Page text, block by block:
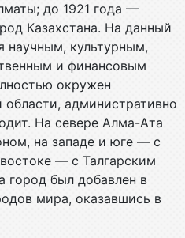
до 1921 года —
Казахстана. На данный
научным, культурным,
и финансовым
окружен
административно
На севере Алма-Ата
на западе и юге — с
— с Талгарским
город был добавлен в
мира, оказавшись в